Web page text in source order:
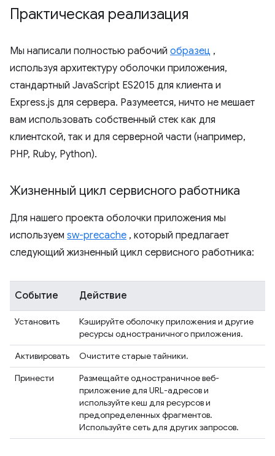
Практическая реализация
Мы написали полностью рабочий образец ,
используя архитектуру оболочки приложения,
стандартный JavaScript ES2015 для клиента и
Express.js для сервера. Разумеется, ничто не мешает
вам использовать собственный стек как для
клиентской, так и для серверной части (например,
PHP, Ruby, Python).
Жизненный цикл сервисного работника
Для нашего проекта оболочки приложения мы
используем sw-precache , который предлагает
следующий жизненный цикл сервисного работника:
Событие Действие
Установить
Кэшируйте оболочку приложения и другие
ресурсы одностраничного приложения.
Активировать
Очистите старые тайники.
Принести
Размещайте одностраничное веб-
приложение для URL-адресов и
используйте кеш для ресурсов и
предопределенных фрагментов.
Используйте сеть для других запросов.